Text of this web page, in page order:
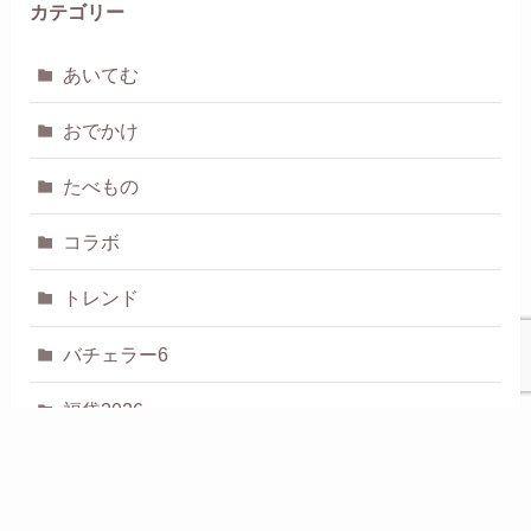
カテゴリー
あいてむ
おでかけ
たべもの
コラボ
トレンド
バチェラー6
福袋2026